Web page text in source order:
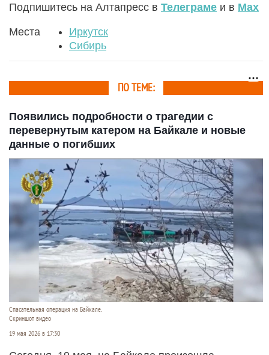
Подпишитесь на Алтапресс в Телеграме и в Max
Места
Иркутск
Сибирь
ПО ТЕМЕ:
Появились подробности о трагедии с
перевернутым катером на Байкале и новые
данные о погибших
Спасательная операция на Байкале.
Скриншот видео
19 мая 2026 в 17:30